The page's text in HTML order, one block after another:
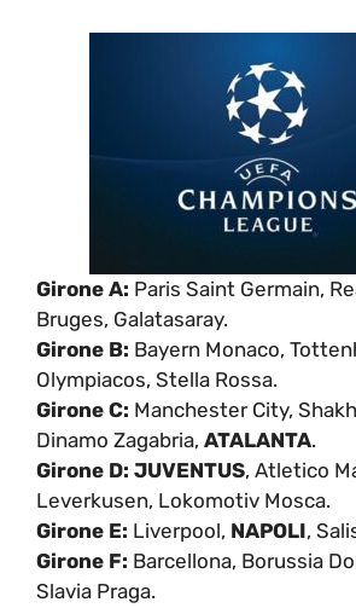
Girone A: Paris Saint Germain,
Bruges, Galatasaray.
Girone B: Bayern Monaco,
Olympiacos, Stella Rossa.
Girone C: Manchester City,
Dinamo Zagabria, ATALANTA.
Girone D: JUVENTUS, Atletico
Leverkusen, Lokomotiv Mosca.
Girone E: Liverpool, NAPOLI,
Girone F: Barcellona, Borussia
Slavia Praga.